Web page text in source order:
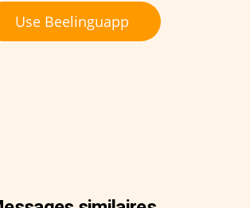
Use Beelinguapp